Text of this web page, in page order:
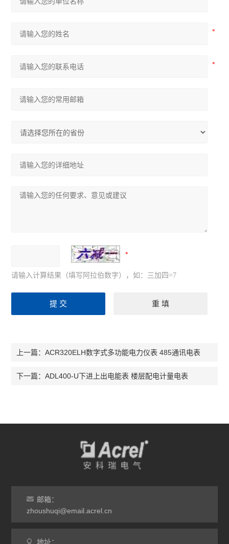
请输入计算结果（填写阿拉伯数字），如：三加四=7
上一篇：ACR320ELH数字式多功能电力仪表 485通讯电表
下一篇：ADL400-U下进上出电能表 楼层配电计量电表
邮箱：
zhoushuqi@email.acrel.cn
地址：